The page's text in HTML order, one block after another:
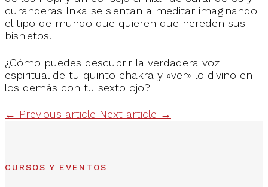
curanderas Inka se sientan a meditar imaginando
el tipo de mundo que quieren que hereden sus
bisnietos.
¿Cómo puedes descubrir la verdadera voz
espiritual de tu quinto chakra y «ver» lo divino en
los demás con tu sexto ojo?
← Previous article Next article →
CURSOS Y EVENTOS